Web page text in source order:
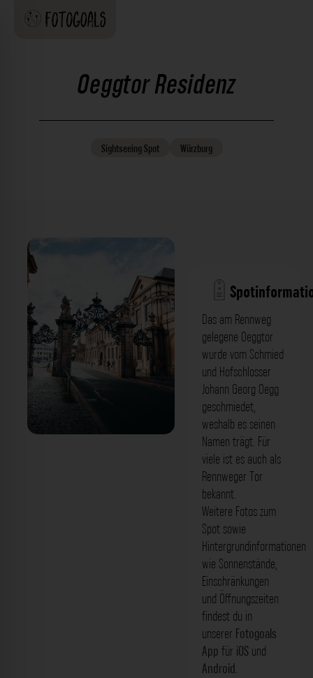
Oeggtor Residenz
SightseeingSpot Würzburg
Das am Rennweg
gelegene Oeggtor
wurde vom Schmied
und Hofschlosser
Johann Georg Oegg
geschmiedet,
weshalb es seinen
Namen trägt. Für
viele ist es auch als
Rennweger Tor
bekannt.
Weitere Fotos zum
Spot sowie
Hintergrundinformationen
wie Sonnenstände,
Einschränkungen
und Öffnungszeiten
findest du in
unserer Fotogoals
App für iOS und
Android.